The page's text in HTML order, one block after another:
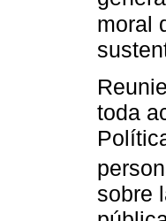
moral
toda
sobre